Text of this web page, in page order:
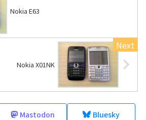
Nokia E63
Nokia X01NK
Mastodon Bluesky